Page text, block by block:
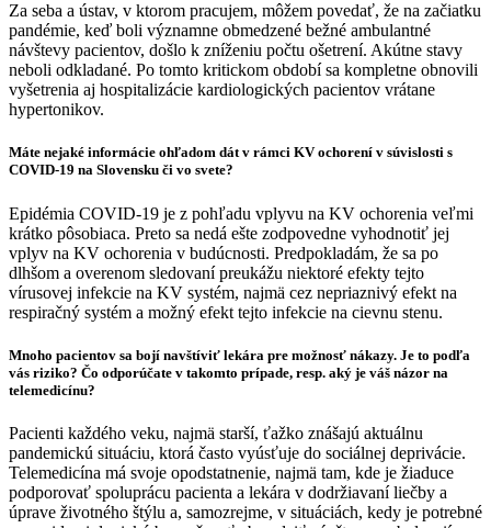
Za seba a ústav, v ktorom pracujem, môžem povedať, že na začiatku
pandémie, keď boli významne obmedzené bežné ambulantné
návštevy pacientov, došlo k zníženiu počtu ošetrení. Akútne stavy
neboli odkladané. Po tomto kritickom období sa kompletne obnovili
vyšetrenia aj hospitalizácie kardiologických pacientov vrátane
hypertonikov.
Máte nejaké informácie ohľadom dát v rámci KV ochorení v súvislosti s
COVID-19 na Slovensku či vo svete?
Epidémia COVID-19 je z pohľadu vplyvu na KV ochorenia veľmi
krátko pôsobiaca. Preto sa nedá ešte zodpovedne vyhodnotiť jej
vplyv na KV ochorenia v budúcnosti. Predpokladám, že sa po
dlhšom a overenom sledovaní preukážu niektoré efekty tejto
vírusovej infekcie na KV systém, najmä cez nepriaznivý efekt na
respiračný systém a možný efekt tejto infekcie na cievnu stenu.
Mnoho pacientov sa bojí navštíviť lekára pre možnosť nákazy. Je to podľa
vás riziko? Čo odporúčate v takomto prípade, resp. aký je váš názor na
telemedicínu?
Pacienti každého veku, najmä starší, ťažko znášajú aktuálnu
pandemickú situáciu, ktorá často vyúsťuje do sociálnej deprivácie.
Telemedicína má svoje opodstatnenie, najmä tam, kde je žiaduce
podporovať spoluprácu pacienta a lekára v dodržiavaní liečby a
úprave životného štýlu a, samozrejme, v situáciách, kedy je potrebné